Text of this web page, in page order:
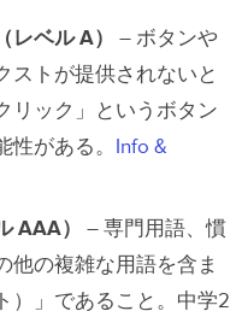
ベル A）
– ボタンや
ストが提供されないと
リック」というボタン
がある。 Info &
AAA）
– 専門用語、慣
他の複雑な用語を含ま
）」であること。中学2